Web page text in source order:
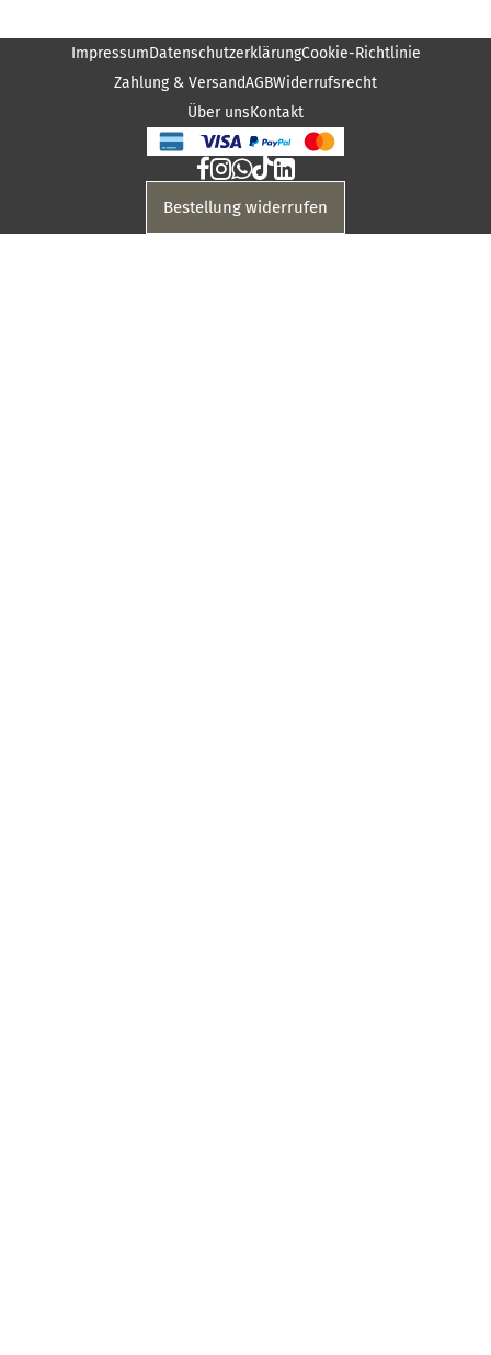
ImpressumDatenschutzerklärungCookie-Richtlinie
Zahlung & VersandAGBWiderrufsrecht
Über unsKontakt
Bestellung widerrufen